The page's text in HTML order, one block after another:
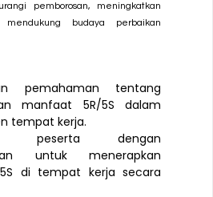
pemborosan, meningkatkan
budaya perbaikan
pemahaman tentang
manfaat 5R/5S dalam
tempat kerja.
peserta dengan
untuk menerapkan
5S di tempat kerja secara